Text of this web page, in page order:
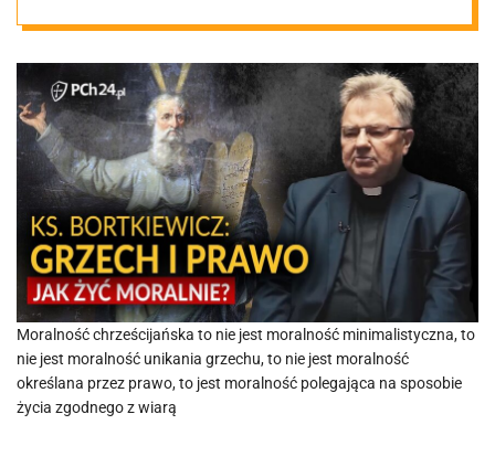
społecznego
Moralność chrześcijańska to nie jest moralność minimalistyczna, to
nie jest moralność unikania grzechu, to nie jest moralność
określana przez prawo, to jest moralność polegająca na sposobie
życia zgodnego z wiarą